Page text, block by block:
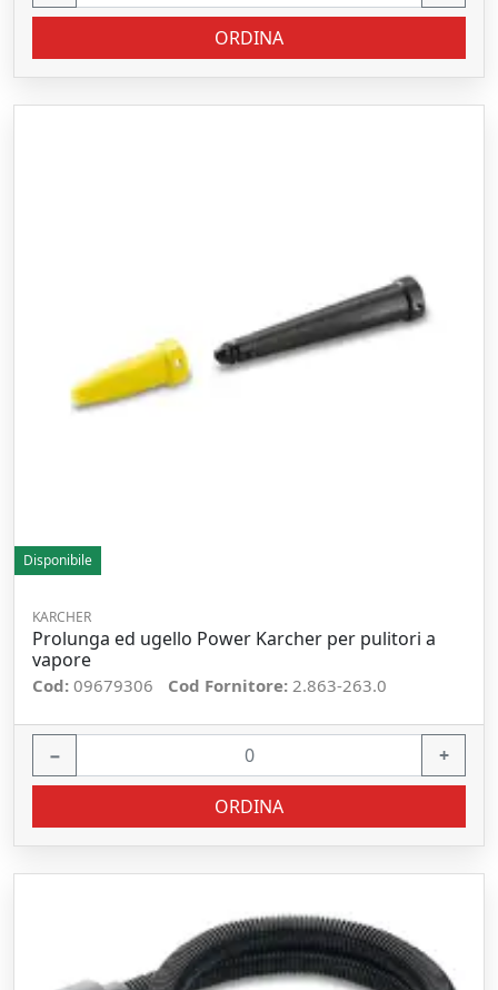
ORDINA
Disponibile
KARCHER
Prolunga ed ugello Power Karcher per pulitori a
vapore
Cod: 09679306 Cod Fornitore: 2.863-263.0
− +
ORDINA